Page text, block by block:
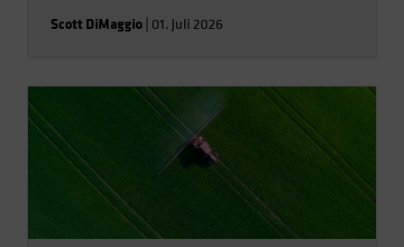
Scott DiMaggio 01. Juli 2026